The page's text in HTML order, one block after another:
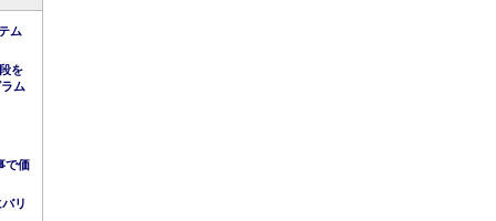
ム
を
ム
で価
リ